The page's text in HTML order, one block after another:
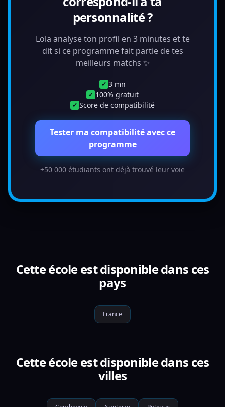
personnalité ?
Lola analyse ton profil en 3 minutes et te
dit si ce programme fait partie de tes
meilleurs matchs ✨
✓ 3 mn
✓ 100% gratuit
✓ Score de compatibilité
Tester ma compatibilité avec ce
programme
+50 000 étudiants ont déjà trouvé leur voie
Cette école est disponible dans ces
pays
France
Cette école est disponible dans ces
villes